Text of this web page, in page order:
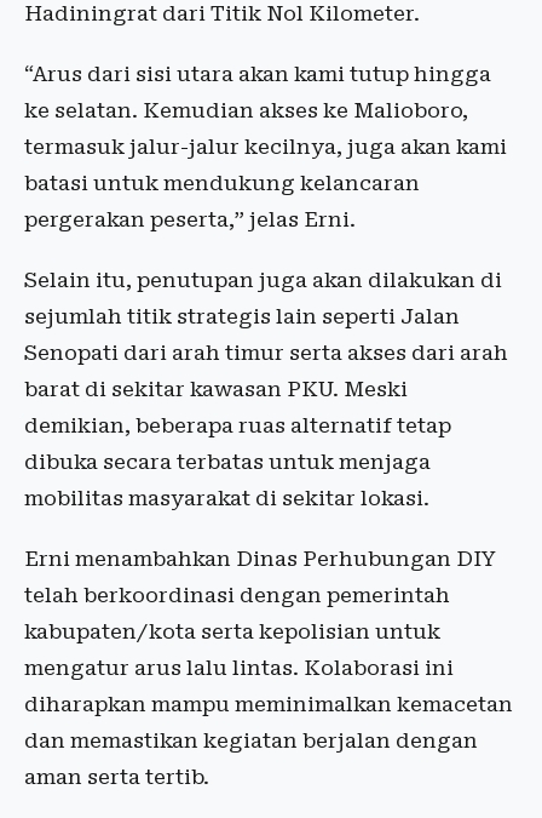
Hadiningrat dari Titik Nol Kilometer.
“Arus dari sisi utara akan kami tutup hingga
ke selatan. Kemudian akses ke Malioboro,
termasuk jalur-jalur kecilnya, juga akan kami
batasi untuk mendukung kelancaran
pergerakan peserta,” jelas Erni.
Selain itu, penutupan juga akan dilakukan di
sejumlah titik strategis lain seperti Jalan
Senopati dari arah timur serta akses dari arah
barat di sekitar kawasan PKU. Meski
demikian, beberapa ruas alternatif tetap
dibuka secara terbatas untuk menjaga
mobilitas masyarakat di sekitar lokasi.
Erni menambahkan Dinas Perhubungan DIY
telah berkoordinasi dengan pemerintah
kabupaten/kota serta kepolisian untuk
mengatur arus lalu lintas. Kolaborasi ini
diharapkan mampu meminimalkan kemacetan
dan memastikan kegiatan berjalan dengan
aman serta tertib.